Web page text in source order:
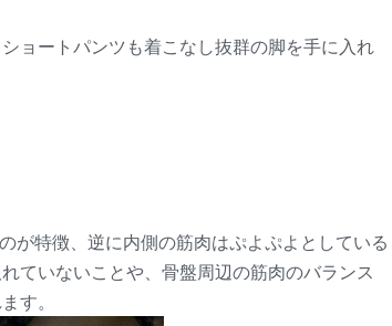
ョートパンツも着こなし抜群の脚を手に入れ
が特徴、逆に内側の筋肉はぷよぷよとしている
ていないことや、骨盤周辺の筋肉のバランス
す。